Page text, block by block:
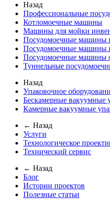
Назад
Профессиональные
Котломоечные машины
Машины для мойки
Посудомоечные машины
Посудомоечные машины
Посудомоечные машины
Туннельные
Назад
Упаковочное
Бескамерные вакуумные
Камерные вакуумные
← Назад
Услуги
Технологическое
Технический сервис
← Назад
Блог
Истории проектов
Полезные статьи